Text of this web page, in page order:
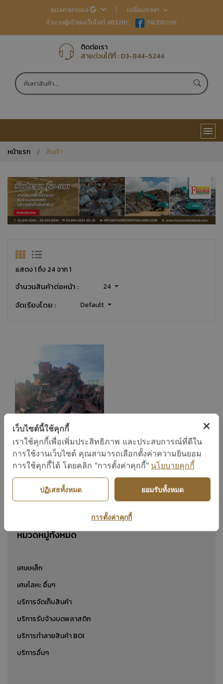
แปลภาษาของ :
TH EN
CN
เปลี่ยนภาษา
จำนวนผู้เข้าชมเว็บไซต์ 483281
FACEBOOK
ติดต่อเรา
สายด่วนได้ที่ :03-844-5244
หน้าแรก สินค้า
แสดง 1 ถึง 24 จาก 1
จำนวนสินค้าต่อหน้า : 24
จัดเรียงโดย : Default
เศษเหล็กหนา
แสดง 1 ถึง 24 จาก 1
หมวดหมู่ทั้งหมด
เศษเหล็ก
เศษโลหะ อื่นๆ
บริการจัดเก็บสินค้า
บริการรับจ้างบดพลาสติก
บริการทำลายสินค้า BOI
บริการอื่นๆ
เว็บไซต์นี้ใช้คุกกี้
เราใช้คุกกี้เพื่อเพิ่มประสิทธิภาพ และประสบการณ์ที่ดีใน
การใช้งานเว็บไซต์ คุณสามารถเลือกตั้งค่าความยินยอม
การใช้คุกกี้ได้ โดยคลิก "การตั้งค่าคุกกี้" นโยบายคุกกี้
ปฏิเสธทั้งหมด ยอมรับทั้งหมด
การตั้งค่าคุกกี้